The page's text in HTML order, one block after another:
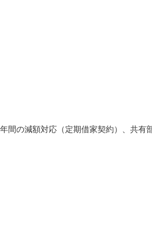
間の減額対応（定期借家契約）、共有